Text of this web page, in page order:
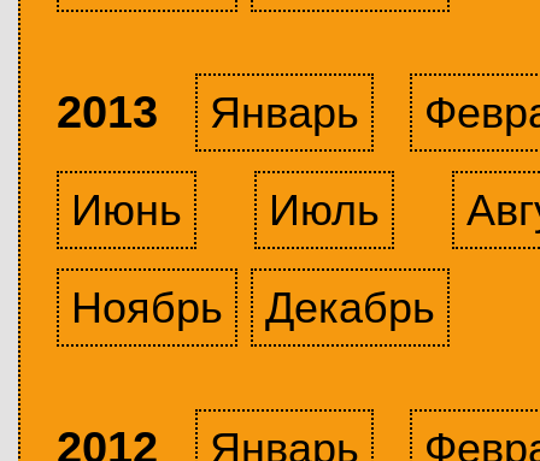
2013 Январь
Июнь
Июль
Ноябрь
Декабрь
2012 Январь